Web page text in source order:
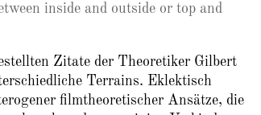
inside and outside or top and
Zitate der Theoretiker Gilbert
Terrains. Eklektisch
filmtheoretischer Ansätze, die